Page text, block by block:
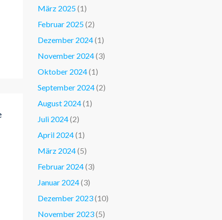
März 2025(1)
Februar 2025(2)
Dezember 2024(1)
November 2024(3)
Oktober 2024(1)
September 2024(2)
August 2024(1)
Juli 2024(2)
April 2024(1)
März 2024(5)
Februar 2024(3)
Januar 2024(3)
Dezember 2023(10)
November 2023(5)